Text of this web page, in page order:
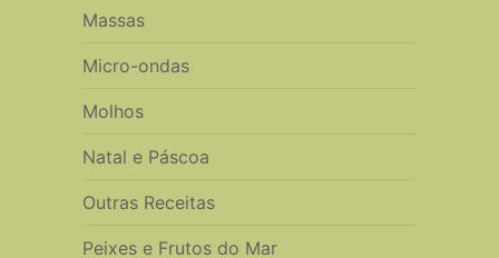
Massas
Micro-ondas
Molhos
Natal e Páscoa
Outras Receitas
Peixes e Frutos do Mar